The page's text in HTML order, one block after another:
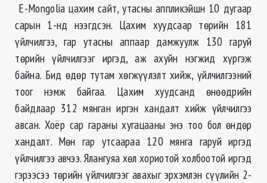
E-Mongolia цахим сайт, утасны аппликэйшн 10 дугаар
сарын 1-нд нээгдсэн. Цахим хуудсаар төрийн 181
үйлчилгээ, гар утасны аппаар дамжуулж 130 гаруй
төрийн үйлчилгээг иргэд, аж ахуйн нэгжид хүргэж
байна. Бид өдөр тутам хөгжүүлэлт хийж, үйлчилгээний
тоог нэмж байгаа. Цахим хуудсанд өнөөдрийн
байдлаар 312 мянган иргэн хандалт хийж үйлчилгээ
авсан. Хоёр сар гараны хугацааны энэ тоо бол өндөр
хандалт. Мөн гар утсаараа 120 мянга гаруй иргэд
үйлчилгээ авчээ. Ялангуяа хөл хориотой холбоотой иргэд
гэрээсээ төрийн үйлчилгээг авахыг эрхэмлэн сүүлийн 2-